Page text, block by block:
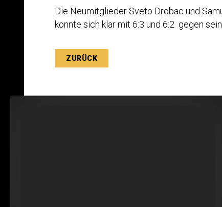
Die Neumitglieder Sveto Drobac und
konnte sich klar mit 6:3 und 6:2 gegen
ZURÜCK